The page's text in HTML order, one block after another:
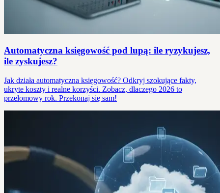
Automatyczna księgowość pod lupą: ile ryzykujesz,
ile zyskujesz?
Jak działa automatyczna księgowość? Odkryj szokujące fakty,
ukryte koszty i realne korzyści. Zobacz, dlaczego 2026 to
przełomowy rok. Przekonaj się sam!